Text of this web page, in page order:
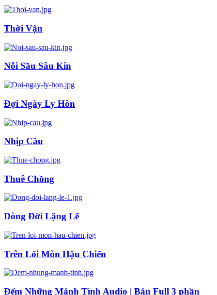
Thời Vận
Nỗi Sầu Sâu Kín
Đợi Ngày Ly Hôn
Nhịp Cầu
Thuê Chồng
Dòng Đời Lặng Lẽ
Trên Lối Mòn Hậu Chiến
Đếm Những Mảnh Tình Audio | Bản Full 3 phần